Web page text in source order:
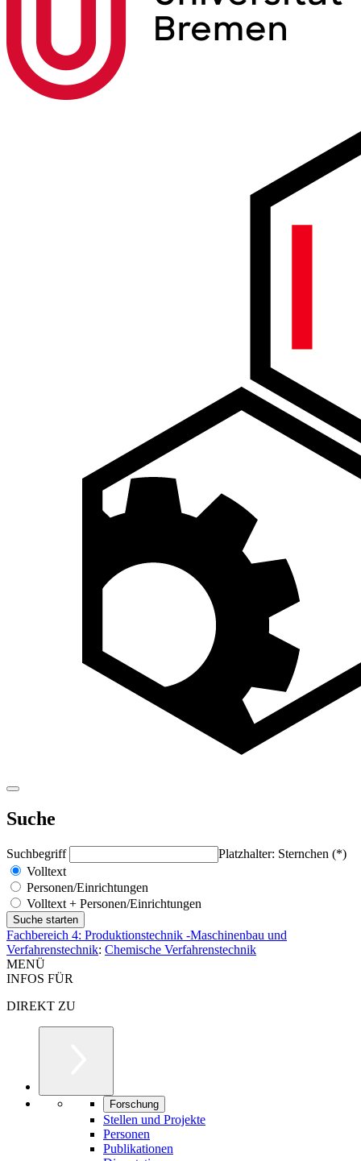
Suche
Suchbegriff
Platzhalter: Sternchen (*)
Volltext
Personen/Einrichtungen
Volltext + Personen/Einrichtungen
Fachbereich 4: Produktionstechnik -Maschinenbau und
Verfahrenstechnik: Chemische Verfahrenstechnik
MENÜ
INFOS FÜR
DIREKT ZU
Forschung
Stellen und Projekte
Personen
Publikationen